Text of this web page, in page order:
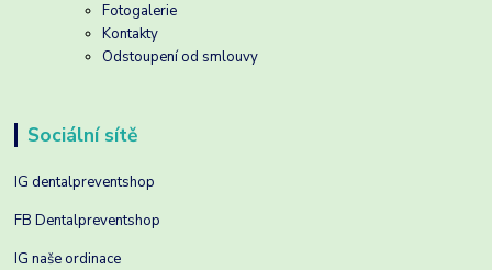
Fotogalerie
Kontakty
Odstoupení od smlouvy
Sociální sítě
IG dentalpreventshop
FB Dentalpreventshop
IG naše ordinace